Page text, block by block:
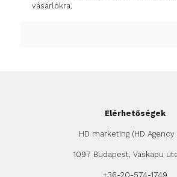
vásárlókra.
Elérhetőségek
HD marketing (HD Agency
1097 Budapest, Vaskapu
+36-20-574-1749